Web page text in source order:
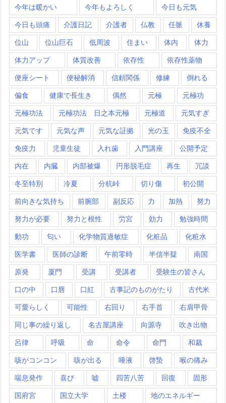
今年は暖かい 今年もよろしく 今日も元気
今日も頭痛 介護日記 介護者 仏教 任脈 休養
位山 位山巨石 低周波 住まい 体内 体力
体力アップ 体質改善 依存性 依存性薬物
便座シート 便秘解消 信頼関係 修練 倒れる
偏食 健康で長生き 偶然 元極 元極功
元極功法 元極功法 日之本元極 元極道 元気すぎ
元気です 元気な声 元気な証拠 光の玉 免疫不全
免疫力 児童生徒 入れ歯 入門講座 公開予定
内在 内臓 内部被爆 円形脱毛症 再生 冗談
冬至特別 冷夏 分杭峠 切り傷 初公開
前向きな気持ち 前腕部 副反応 力 加熱 努力
努力が必要 努力と根性 労宮 効力 勉強時間
動功 匂い 化学物質過敏症 化粧品 化粧水
医学書 医師の診断 午前零時 半信半疑 南国
原発 厦門 受講 受講者 受験生の皆さん
口の中 口唇 口紅 古事記のものがたり 古代米
可愛らしく 可能性 右回り 右手首 右肩甲骨
同じ事の繰り返し 名古屋講座 向源寺 吹き出物
呂律 呼吸 命 命令 命門 和裁
咳がコンコン 咳が出る 唾液 啓蟄 喉の痛み
喘息発作 喜び 嘘 四苦八苦 回復 固形
国府宮 国立大学 土楼 地のエネルギー